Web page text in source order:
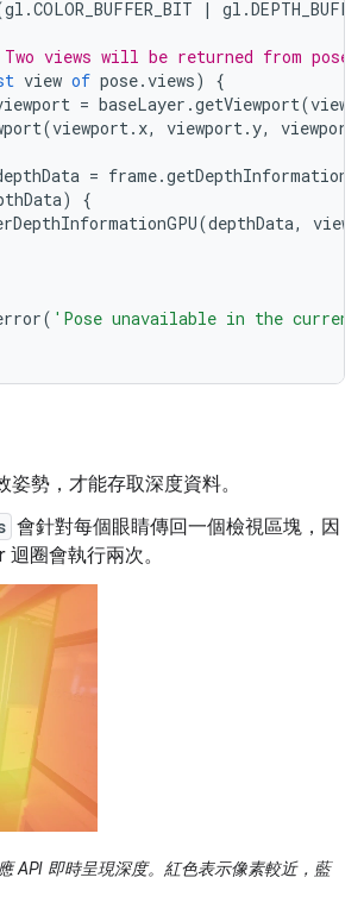
gl .COLOR_BUFFER_BIT | gl .
views will be returned from
view of pose.views)
{
= baseLayer .getViewport(view
(viewport. x, viewport.y, viewport
= frame.getDepthInformation
)
{
(depthData, view
( 'Pose unavailable in the
姿勢，才能存取深度資料。
會針對每個眼睛傳回一個檢視區塊，因
圈會執行兩次。
API 即時呈現深度。紅色表示像素較近，藍